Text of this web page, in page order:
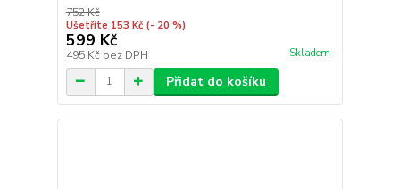
752 Kč
Ušetříte 153 Kč (- 20 %)
599 Kč
495 Kč bez DPH Skladem
Přidat do košíku